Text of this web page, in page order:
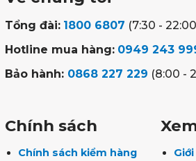
Tổng đài: 1800 6807 (7:30 -
Hotline mua hàng: 0949 243
Bảo hành: 0868 227 229 (8:00 -
Chính sách
Chính sách kiểm hàng